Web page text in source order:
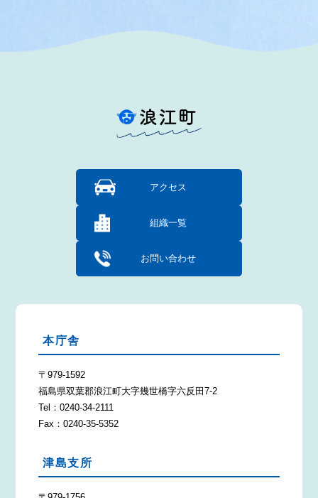
アクセス
組織一覧
お問い合わせ
本庁舎
〒979-1592
福島県双葉郡浪江町大字幾世橋字六反田7-2
Tel：0240-34-2111
Fax：0240-35-5352
津島支所